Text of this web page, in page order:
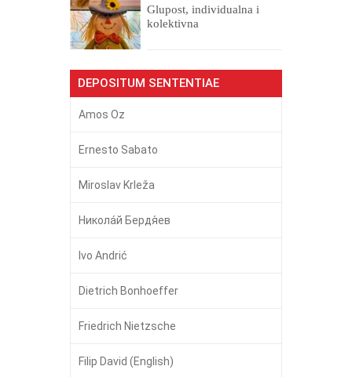
Glupost, individualna i
kolektivna
DEPOSITUM SENTENTIAE
Amos Oz
Ernesto Sabato
Miroslav Krleža
Никола́й Бердя́ев
Ivo Andrić
Dietrich Bonhoeffer
Friedrich Nietzsche
Filip David (English)